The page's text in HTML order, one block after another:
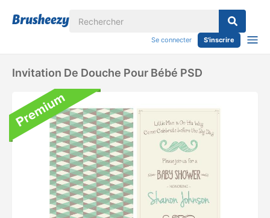
Se connecter S'inscrire
Invitation De Douche Pour Bébé PSD